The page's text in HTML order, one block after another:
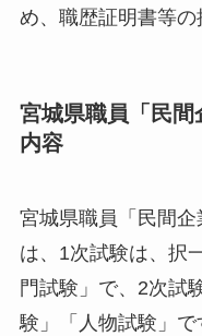
め、職歴証明書等の
宮城県職員「民
内容
宮城県職員「民間
は、1次試験は、択
門試験」で、2次試
験」「人物試験」で